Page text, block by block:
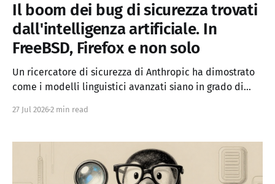
Il boom dei bug di sicurezza trovati
dall'intelligenza artificiale. In
FreeBSD, Firefox e non solo
Un ricercatore di sicurezza di Anthropic ha dimostrato
come i modelli linguistici avanzati siano in grado di
completamente autonomo, senza intervento umano.
modello è stato semplicemente chiesto di trovare
exploit. Il Salto di
27 Jul 20262 min read